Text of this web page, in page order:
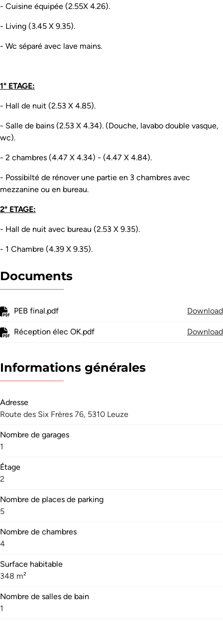
- Cuisine équipée (2.55X 4.26).
- Living (3.45 X 9.35).
- Wc séparé avec lave mains.
1° ETAGE:
- Hall de nuit (2.53 X 4.85).
- Salle de bains (2.53 X 4.34). (Douche, lavabo double vasque,
wc).
- 2 chambres (4.47 X 4.34) - (4.47 X 4.84).
- Possibilté de rénover une partie en 3 chambres avec
mezzanine ou en bureau.
2° ETAGE:
- Hall de nuit avec bureau (2.53 X 9.35).
- 1 Chambre (4.39 X 9.35).
Documents
PEB final.pdf Download
Réception élec OK.pdf Download
Informations générales
Adresse
Route des Six Frères 76, 5310 Leuze
Nombre de garages
1
Étage
2
Nombre de places de parking
5
Nombre de chambres
4
Surface habitable
348 m²
Nombre de salles de bain
1